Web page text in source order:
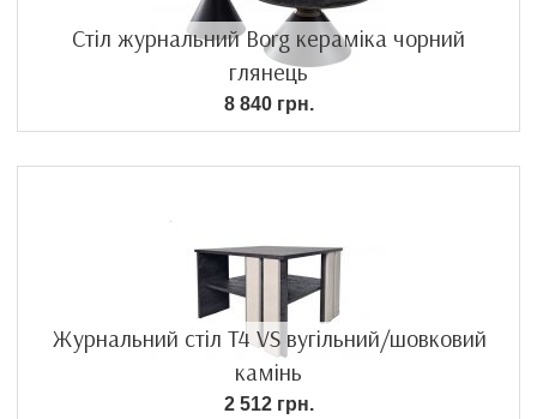
Стіл журнальний Borg кераміка чорний
глянець
8 840 грн.
Журнальний стіл T4 VS вугільний/шовковий
камінь
2 512 грн.